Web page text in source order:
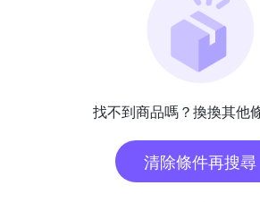
找不到商品嗎？換換其他
清除條件再搜尋